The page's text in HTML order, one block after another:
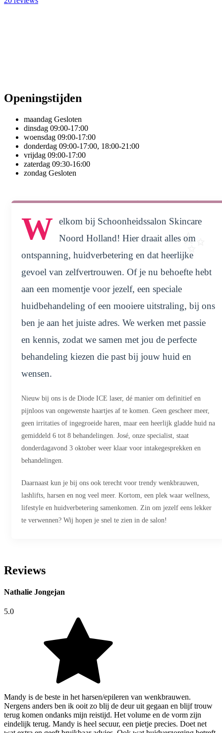
Openingstijden
maandag Gesloten
dinsdag 09:00-17:00
woensdag 09:00-17:00
donderdag 09:00-17:00, 18:00-21:00
vrijdag 09:00-17:00
zaterdag 09:30-16:00
zondag Gesloten
W
elkom bij Schoonheidssalon Skincare
Noord Holland! Hier draait alles om
ontspanning, huidverbetering en dat heerlijke
gevoel van zelfvertrouwen. Of je nu behoefte hebt
aan een momentje voor jezelf, een speciale
huidbehandeling of een mooiere uitstraling, bij ons
ben je aan het juiste adres. We werken met passie
en kennis, zodat we samen met jou de perfecte
behandeling kiezen die past bij jouw huid en
wensen.
Nieuw bij ons is de Diode ICE laser, dé manier om definitief en
pijnloos van ongewenste haartjes af te komen. Geen gescheer meer,
geen irritaties of ingegroeide haren, maar een heerlijk gladde huid na
gemiddeld 6 tot 8 behandelingen. José, onze specialist, staat
donderdagavond 3 oktober weer klaar voor intakegesprekken en
behandelingen.
Daarnaast kun je bij ons ook terecht voor trendy wenkbrauwen,
lashlifts, harsen en nog veel meer. Kortom, een plek waar wellness,
lifestyle en huidverbetering samenkomen. Zin om jezelf eens lekker
te verwennen? Wij hopen je snel te zien in de salon!
Reviews
Nathalie Jongejan
5.0
Mandy is de beste in het harsen/epileren van wenkbrauwen.
Nergens anders ben ik ooit zo blij de deur uit gegaan en blijf trouw
terug komen ondanks mijn reistijd. Het volume en de vorm zijn
eindelijk terug. Mandy is heel secuur, een pietje precies. Doet net